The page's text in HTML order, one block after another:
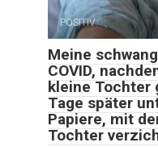
POSITIV
Meine
COVID,
kleine Tochter
Tage später
Papiere, mit
Tochter